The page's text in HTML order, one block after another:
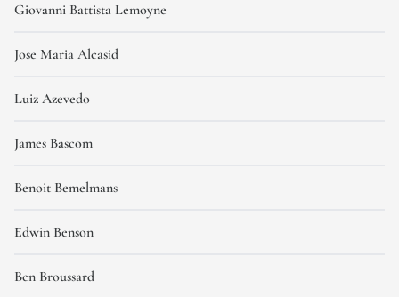
Giovanni Battista Lemoyne
Jose Maria Alcasid
Luiz Azevedo
James Bascom
Benoit Bemelmans
Edwin Benson
Ben Broussard